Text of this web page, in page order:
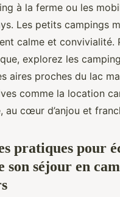
à la ferme ou les
Les petits campings
calme et convivialité.
explorez les
aires proches du lac
comme la location
au cœur d’anjou et
pratiques pour
son séjour en